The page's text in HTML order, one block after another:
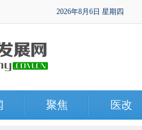
2026年8月6日 星期四
聚焦 医改